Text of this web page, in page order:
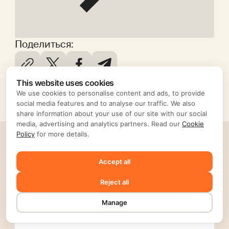
Поделиться:
Рекомендованные
This website uses cookies
We use cookies to personalise content and ads, to provide
social media features and to analyse our traffic. We also
share information about your use of our site with our social
media, advertising and analytics partners. Read our Cookie
Policy for more details.
Accept all
Reject all
Manage